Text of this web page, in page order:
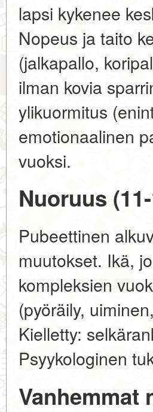
lapsi kykenee
Nopeus ja taito
(jalkapallo,
ilman kovia
ylikuormitus
emotionaalinen
vuoksi.
Nuoruus
Pubeettinen
muutokset. Ikä,
kompleksien
(pyöräily,
Kielletty:
Psyykologinen
Vanhemmat